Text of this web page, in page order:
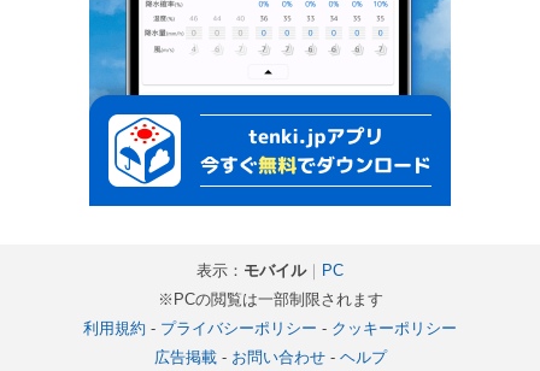
表示： モバイル｜ PC
※PCの閲覧は一部制限されます
利用規約 - プライバシーポリシー - クッキーポリシー
広告掲載- お問い合わせ- ヘルプ